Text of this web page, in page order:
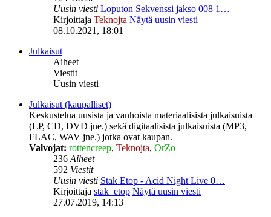
Uusin viesti Loputon Sekvenssi jakso 008 1…
Kirjoittaja Teknojta Näytä uusin viesti
08.10.2021, 18:01
Julkaisut
Aiheet
Viestit
Uusin viesti
Julkaisut (kaupalliset)
Keskustelua uusista ja vanhoista materiaalisista julkaisuista
(LP, CD, DVD jne.) sekä digitaalisista julkaisuista (MP3,
FLAC, WAV jne.) jotka ovat kaupan.
Valvojat: rottencreep, Teknojta, OrZo
236Aiheet
592 Viestit
Uusin viesti Stak Etop - Acid Night Live 0…
Kirjoittaja stak_etop Näytä uusin viesti
27.07.2019, 14:13